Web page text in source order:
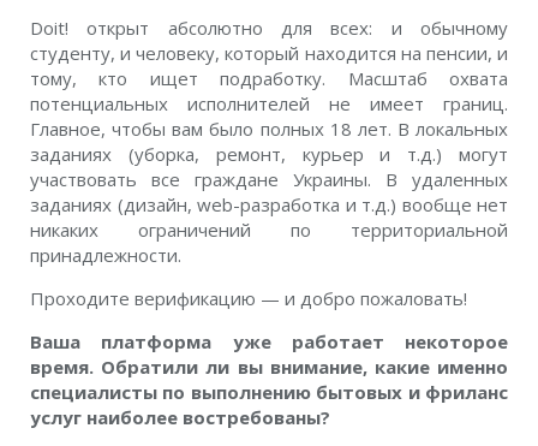
Doit! открыт абсолютно для всех: и обычному
студенту, и человеку, который находится на пенсии, и
тому, кто ищет подработку. Масштаб охвата
потенциальных исполнителей не имеет границ.
Главное, чтобы вам было полных 18 лет. В локальных
заданиях (уборка, ремонт, курьер и т.д.) могут
участвовать все граждане Украины. В удаленных
заданиях (дизайн, web-разработка и т.д.) вообще нет
никаких ограничений по территориальной
принадлежности.
Проходите верификацию — и добро пожаловать!
Ваша платформа уже работает некоторое
время. Обратили ли вы внимание, какие именно
специалисты по выполнению бытовых и фриланс
услуг наиболее востребованы?